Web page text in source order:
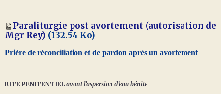
Paraliturgie post avortement (autorisation de
Mgr Rey) (132.54 Ko)
Prière de réconciliation et de pardon après un avortement
RITE PENITENTIELavant l’aspersion d’eau bénite